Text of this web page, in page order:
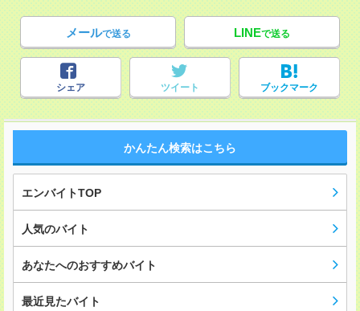
メールで送る LINEで送る
シェア ツイート ブックマーク
かんたん検索はこちら
エンバイトTOP
人気のバイト
あなたへのおすすめバイト
最近見たバイト